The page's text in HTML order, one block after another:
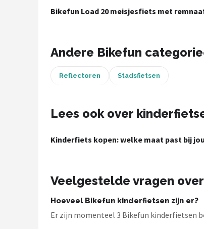
BBB Cycling
Schwalbe
Bikefun Load 20 meisjesfiets met
Andere Bikefun
Reflectoren Stadsfietsen
Lees ook over
Kinderfiets kopen: welke maat past bij
Veelgestelde vragen
Hoeveel Bikefun kinderfietsen zijn er?
Er zijn momenteel 3 Bikefun kinderfietsen